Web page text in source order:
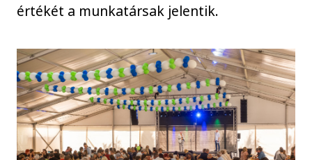
értékét a munkatársak jelentik.